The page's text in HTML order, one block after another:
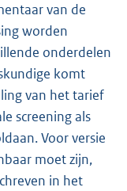
van de
worden
onderdelen
komt
van het tarief
screening als
Voor versie
moet zijn,
in het